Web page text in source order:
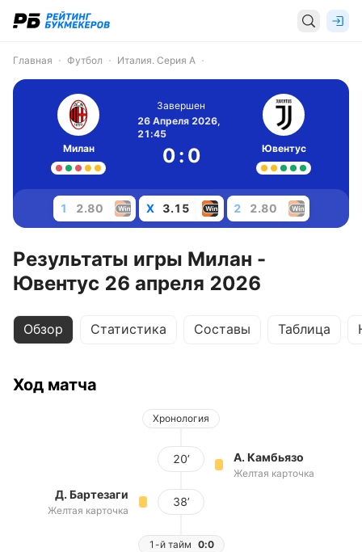
Главная Футбол Италия. Серия А
Милан
Завершен
26 Апреля 2026,
21:45
0: 0 Ювентус
1 2.80 X 3.15 2 2.80
Результаты игры Милан -
Ювентус 26 апреля 2026
Обзор Статистика Составы Таблица
Ход матча
Хронология
20’ А. Камбьязо
Желтая карточка
Д. Бартезаги
Желтая карточка
38’
1-й тайм 0:0